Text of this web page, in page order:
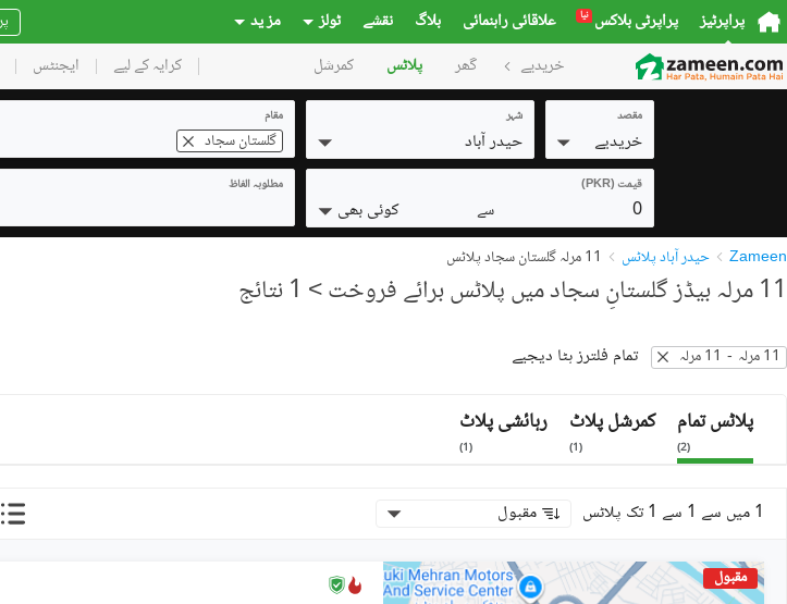
پراپرٹیز پراپرٹی بلاکس نیا علاقائی راہنمائی بلاگ نقشے ٹولز مز ید
خریدیے گھر پلاٹس کمرشل کرایہ کے لیے ایجنٹس
مقصد
خریدیے
شہر
حیدر آباد
مقام
گلستانِ سجاد
قیمت (PKR)
0 سے کوئی بھی
مطلوبہ الفاظ
Zameen حیدر آباد پلاٹس 11 مرلہ گلستانِ سجاد پلاٹس
11 مرلہ بیڈز گلستانِ سجاد میں پلاٹس برائے فروخت > 1 نتائج
11 مرلہ - 11 مرلہ تمام فلترز ہٹا دیجیے
پلاٹس تمام
(
2
)
کمرشل پلاٹ
(
1
)
رہائشی پلاٹ
(
1
)
1 میں سے 1 سے 1 تک پلاٹس مقبول
مقبول